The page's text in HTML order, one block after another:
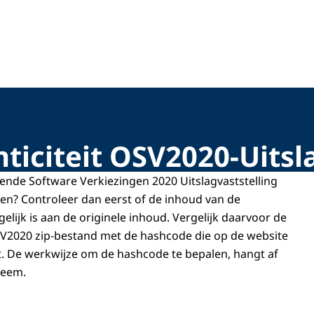
OSV2020-
Software Verkiezingen 2020 Uitslagvaststelling
Controleer dan eerst of de inhoud van de
is aan de originele inhoud. Vergelijk daarvoor de
zip-bestand met de hashcode die op de website
De werkwijze om de hashcode te bepalen, hangt af